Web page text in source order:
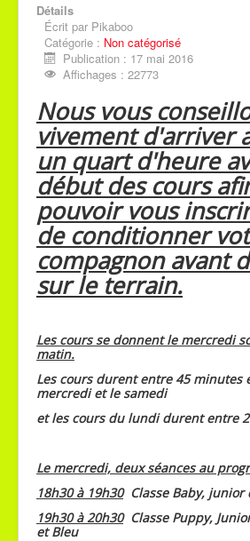
Tous les cours
réservésau plus tard
soir 20h
pour les cours du
lejeudi soir 20h
du
Le seul numéro de
le 0492/77.84.93
appel.
pas faite dans
ne sera plus prise
Détails
Écrit par Pikaboo
Catégorie : Non catégorisé
Publication : 17 mai 2016
Affichages : 22773
Nous vous
vivement d'arriver
un quart d'heure
débutdes cours
pouvoir vous
deconditionner
compagnon avant
sur le terrain.
Les cours se donnent le mercredi
matin.
Les cours durent entre 45 minutes
mercredi et le samedi
et les cours du lundi durent entre
Le mercredi, deux séances au
18h30 à 19h30 Classe Baby,
19h30 à 20h30 Classe Puppy,
et Bleu